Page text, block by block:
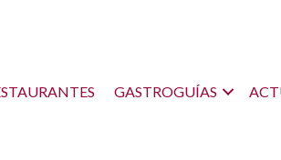
GASTROGUÍAS